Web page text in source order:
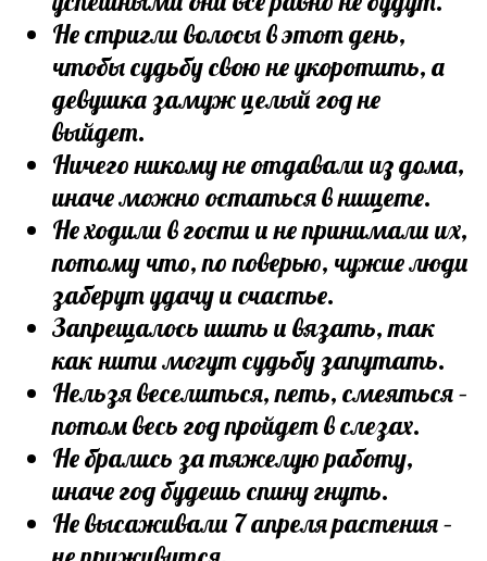
Не стригли волосы в этот день,
чтобы судьбу свою не укоротить, а
девушка замуж целый год не
выйдет.
Ничего никому не отдавали из дома,
иначе можно остаться в нищете.
Не ходили в гости и не принимали их,
потому что, по поверью, чужие люди
заберут удачу и счастье.
Запрещалось шить и вязать, так
как нити могут судьбу запутать.
Нельзя веселиться, петь, смеяться –
потом весь год пройдет в слезах.
Не брались за тяжелую работу,
иначе год будешь спину гнуть.
Не высаживали 7 апреля растения –